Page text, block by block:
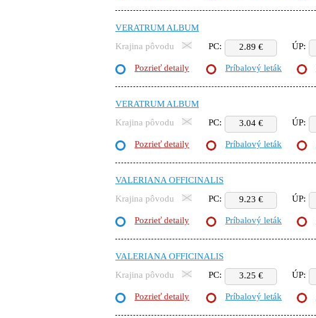
VERATRUM ALBUM
Krajina pôvodu
PC: 2.89 € ÚP:
Pozrieť detaily Príbalový leták
VERATRUM ALBUM
Krajina pôvodu
PC: 3.04 € ÚP:
Pozrieť detaily Príbalový leták
VALERIANA OFFICINALIS
Krajina pôvodu
PC: 9.23 € ÚP:
Pozrieť detaily Príbalový leták
VALERIANA OFFICINALIS
Krajina pôvodu
PC: 3.25 € ÚP:
Pozrieť detaily Príbalový leták